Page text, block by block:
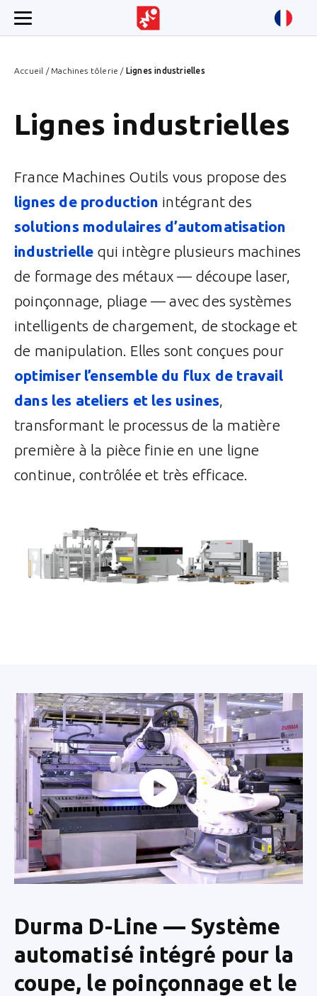
Accueil / Machines tôlerie / Lignes industrielles
Lignes industrielles
France Machines Outils vous propose des
lignes de production intégrant des
solutions modulaires d’automatisation
industrielle qui intègre plusieurs machines
de formage des métaux — découpe laser,
poinçonnage, pliage — avec des systèmes
intelligents de chargement, de stockage et
de manipulation. Elles sont conçues pour
optimiser l’ensemble du flux de travail
dans les ateliers et les usines,
transformant le processus de la matière
première à la pièce finie en une ligne
continue, contrôlée et très efficace.
Durma D-Line — Système
automatisé intégré pour la
coupe, le poinçonnage et le